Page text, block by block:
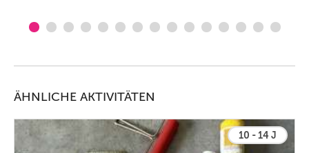
ÄHNLICHE AKTIVITÄTEN
10 - 14 J